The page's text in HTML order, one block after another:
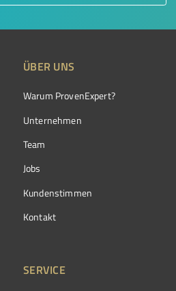
ÜBER UNS
Warum ProvenExpert?
Unternehmen
Team
Jobs
Kundenstimmen
Kontakt
SERVICE